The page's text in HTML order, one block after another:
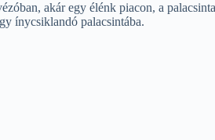
akár egy élénk piacon, a
ínycsiklandó palacsintába.